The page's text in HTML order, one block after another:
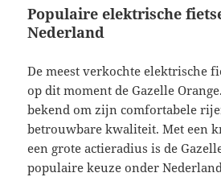
Populaire elektrische
Nederland
De meest verkochte elektrische
op dit moment de Gazelle
bekend om zijn comfortabele
betrouwbare kwaliteit. Met een
een grote actieradius is de
populaire keuze onder